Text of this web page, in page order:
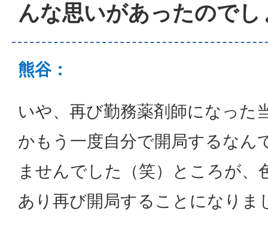
んな思いがあったのでし
熊谷：
いや、再び勤務薬剤師になった
かもう一度自分で開局するなん
ませんでした（笑）ところが、
あり再び開局することになり